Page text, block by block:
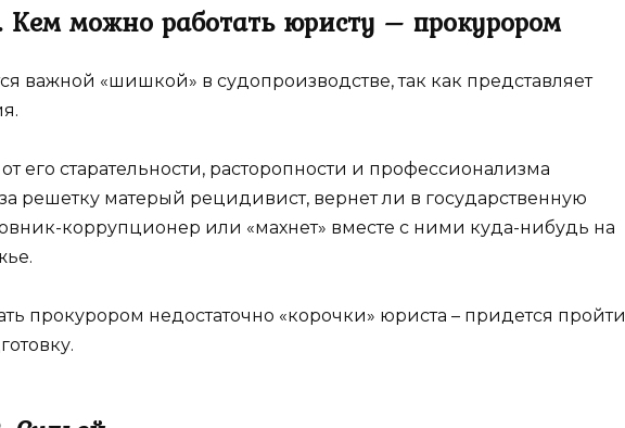
можно работать юристу – прокурором
важной «шишкой» в судопроизводстве, так как представляет
его старательности, расторопности и профессионализма
решетку матерый рецидивист, вернет ли в государственную
коррупционер или «махнет» вместе с ними куда-нибудь на
прокурором недостаточно «корочки» юриста – придется пройти